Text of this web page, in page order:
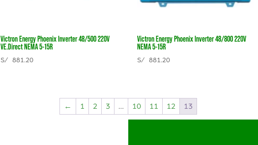
Victron Energy Phoenix Inverter 48/500 220V
VE.Direct NEMA 5-15R
S/ 881.20
Victron Energy Phoenix Inverter 48/800 220V
NEMA 5-15R
S/ 881.20
← 1 2 3 … 10 11 12 13